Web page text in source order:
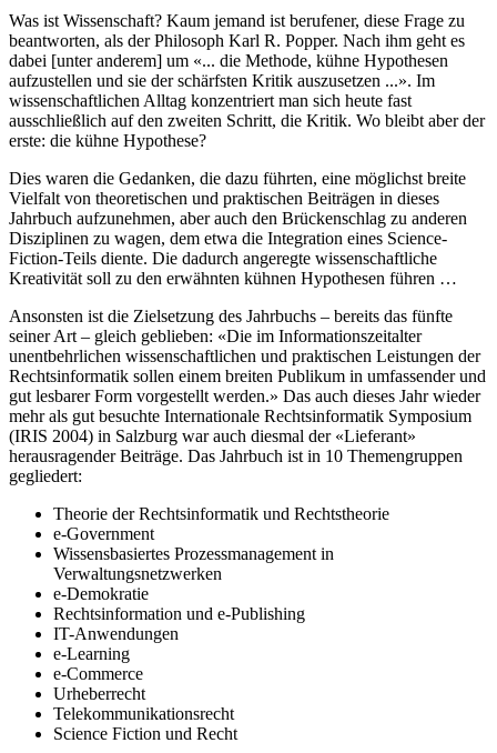
Was ist Wissenschaft? Kaum jemand ist berufener, diese Frage zu
beantworten, als der Philosoph Karl R. Popper. Nach ihm geht es
dabei [unter anderem] um «... die Methode, kühne Hypothesen
aufzustellen und sie der schärfsten Kritik auszusetzen ...». Im
wissenschaftlichen Alltag konzentriert man sich heute fast
ausschließlich auf den zweiten Schritt, die Kritik. Wo bleibt aber der
erste: die kühne Hypothese?
Dies waren die Gedanken, die dazu führten, eine möglichst breite
Vielfalt von theoretischen und praktischen Beiträgen in dieses
Jahrbuch aufzunehmen, aber auch den Brückenschlag zu anderen
Disziplinen zu wagen, dem etwa die Integration eines Science-
Fiction-Teils diente. Die dadurch angeregte wissenschaftliche
Kreativität soll zu den erwähnten kühnen Hypothesen führen …
Ansonsten ist die Zielsetzung des Jahrbuchs – bereits das fünfte
seiner Art – gleich geblieben: «Die im Informationszeitalter
unentbehrlichen wissenschaftlichen und praktischen Leistungen der
Rechtsinformatik sollen einem breiten Publikum in umfassender und
gut lesbarer Form vorgestellt werden.» Das auch dieses Jahr wieder
mehr als gut besuchte Internationale Rechtsinformatik Symposium
(IRIS 2004) in Salzburg war auch diesmal der «Lieferant»
herausragender Beiträge. Das Jahrbuch ist in 10 Themengruppen
gegliedert:
Theorie der Rechtsinformatik und Rechtstheorie
e-Government
Wissensbasiertes Prozessmanagement in
Verwaltungsnetzwerken
e-Demokratie
Rechtsinformation und e-Publishing
IT-Anwendungen
e-Learning
e-Commerce
Urheberrecht
Telekommunikationsrecht
Science Fiction und Recht